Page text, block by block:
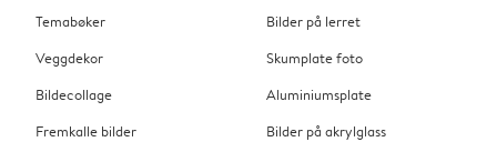
Temabøker
Veggdekor
Bildecollage
Fremkalle bilder
Bilder på lerret
Skumplate foto
Aluminiumsplate
Bilder på akrylglass